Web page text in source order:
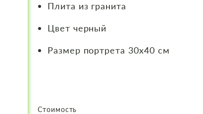
Плита из гранита
Цвет черный
Размер портрета 30х40 см
Стоимость